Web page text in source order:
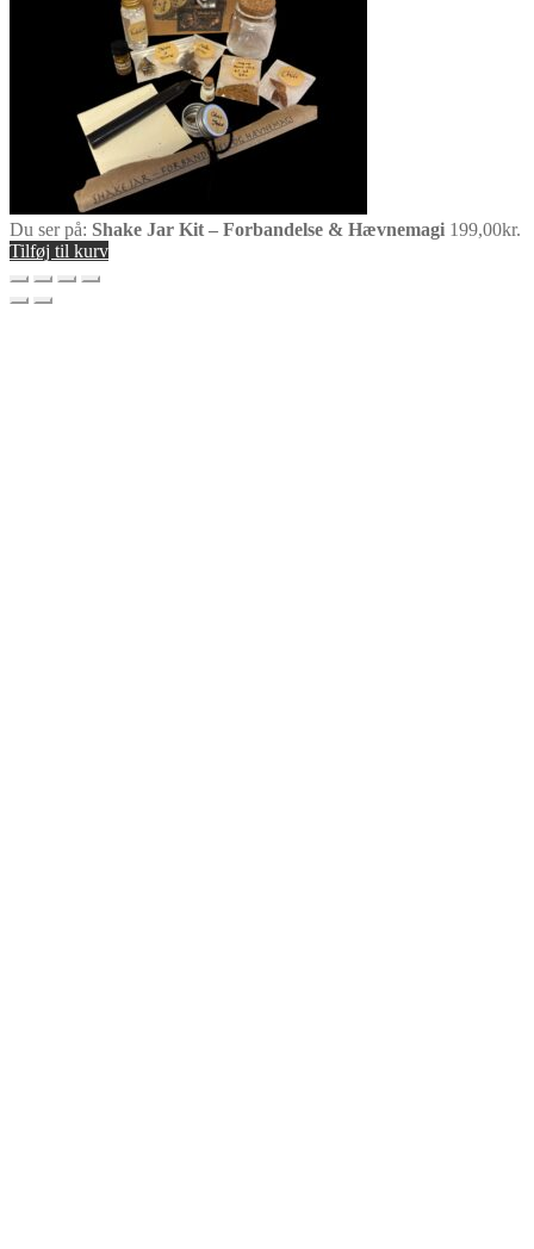
Du ser på: Shake Jar Kit – Forbandelse & Hævnemagi 199,00kr.
Tilføj til kurv